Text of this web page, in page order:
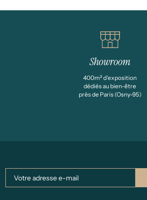
Showroom
400m² d'exposition
dédiés au bien-être
près de Paris (Osny-95)